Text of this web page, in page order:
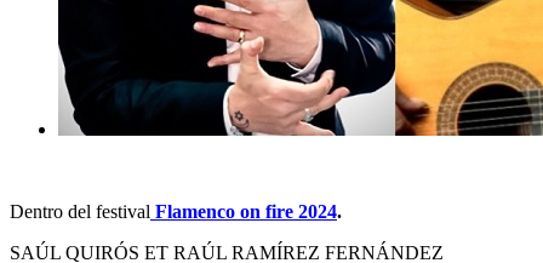
Dentro del festival Flamenco on fire 2024.
SAÚL QUIRÓS ET RAÚL RAMÍREZ FERNÁNDEZ